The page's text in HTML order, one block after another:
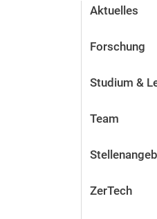
Aktuelles
Forschung
Studium &
Team
ZerTech